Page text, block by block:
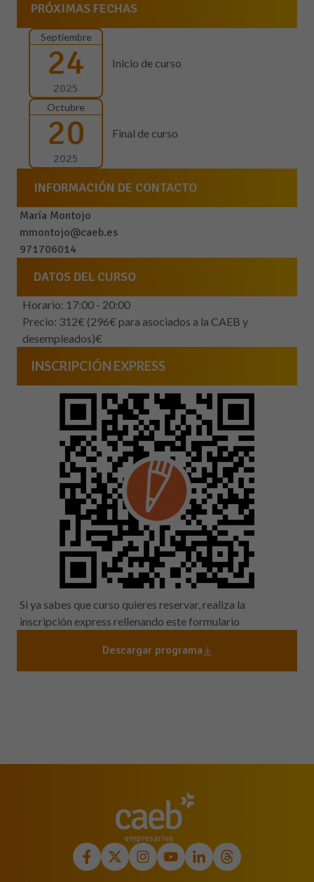
PRÓXIMAS FECHAS
Septiembre
24
2025
Inicio de curso
Octubre
20
2025
Final de curso
INFORMACIÓN DE CONTACTO
María Montojo
mmontojo@caeb.es
971706014
DATOS DEL CURSO
Horario: 17:00 - 20:00
Precio: 312€ (296€ para asociados a la CAEB y
desempleados)€
INSCRIPCIÓN EXPRESS
Si ya sabes que curso quieres reservar, realiza la
inscripción express rellenando este formulario
Descargar programa